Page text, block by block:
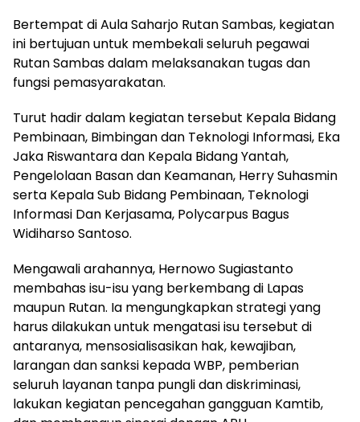
Bertempat di Aula Saharjo Rutan Sambas, kegiatan
ini bertujuan untuk membekali seluruh pegawai
Rutan Sambas dalam melaksanakan tugas dan
fungsi pemasyarakatan.
Turut hadir dalam kegiatan tersebut Kepala Bidang
Pembinaan, Bimbingan dan Teknologi Informasi, Eka
Jaka Riswantara dan Kepala Bidang Yantah,
Pengelolaan Basan dan Keamanan, Herry Suhasmin
serta Kepala Sub Bidang Pembinaan, Teknologi
Informasi Dan Kerjasama, Polycarpus Bagus
Widiharso Santoso.
Mengawali arahannya, Hernowo Sugiastanto
membahas isu-isu yang berkembang di Lapas
maupun Rutan. Ia mengungkapkan strategi yang
harus dilakukan untuk mengatasi isu tersebut di
antaranya, mensosialisasikan hak, kewajiban,
larangan dan sanksi kepada WBP, pemberian
seluruh layanan tanpa pungli dan diskriminasi,
lakukan kegiatan pencegahan gangguan Kamtib,